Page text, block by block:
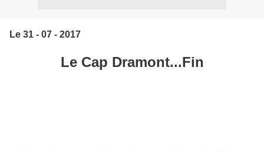
Le 31 - 07 - 2017
Le Cap Dramont...Fin